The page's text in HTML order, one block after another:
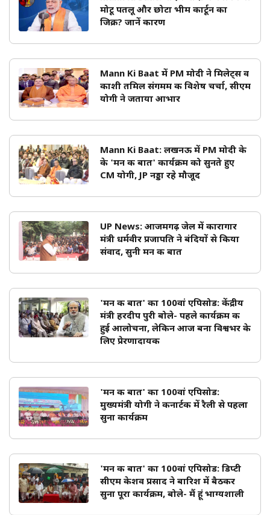
मोटू पतलू और छोटा भीम कार्टून का
जिक्र? जानें कारण
Mann Ki Baat में PM मोदी ने मिलेट्स व
काशी तमिल संगमम की विशेष चर्चा, सीएम
योगी ने जताया आभार
Mann Ki Baat: लखनऊ में PM मोदी के
के 'मन की बात' कार्यक्रम को सुनते हुए
CM योगी, JP नड्डा रहे मौजूद
UP News: आजमगढ़ जेल में कारागार
मंत्री धर्मवीर प्रजापति ने बंदियों से किया
संवाद, सुनी मन की बात
'मन की बात' का 100वां एपिसोड: केंद्रीय
मंत्री हरदीप पुरी बोले- पहले कार्यक्रम की
हुई आलोचना, लेकिन आज बना विश्वभर के
लिए प्रेरणादायक
'मन की बात' का 100वां एपिसोड:
मुख्यमंत्री योगी ने कनार्टक में रैली से पहला
सुना कार्यक्रम
'मन की बात' का 100वां एपिसोड: डिप्टी
सीएम केशव प्रसाद ने बारिश में बैठकर
सुना पूरा कार्यक्रम, बोले- मैं हूं भाग्यशाली